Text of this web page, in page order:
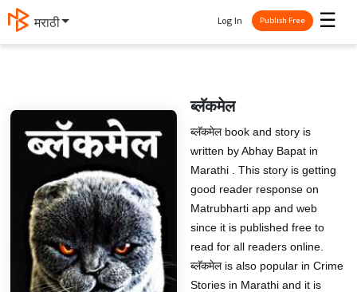
मराठी ☰
Log In Publish Free
ब्लॅकमेल
ब्लॅकमेल book and story is
written by Abhay Bapat in
Marathi . This story is getting
good reader response on
Matrubharti app and web
since it is published free to
read for all readers online.
ब्लॅकमेल is also popular in Crime
Stories in Marathi and it is